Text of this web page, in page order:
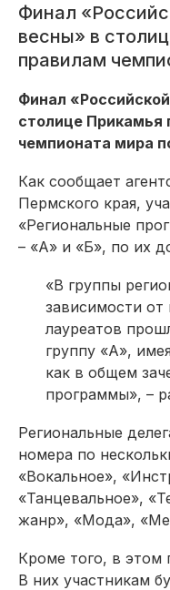
Финал
весны» в
правилам
Финал
столице Прикамья
чемпионата мира
Как сообщает
Пермского края,
«Региональные
– «А» и «Б», по их
«В группы
зависимости от
лауреатов
группу «А»,
как в общем
программы», –
Региональные
номера по
«Вокальное»,
«Танцевальное»,
жанр», «Мода»,
Кроме того, в этом
В них участникам